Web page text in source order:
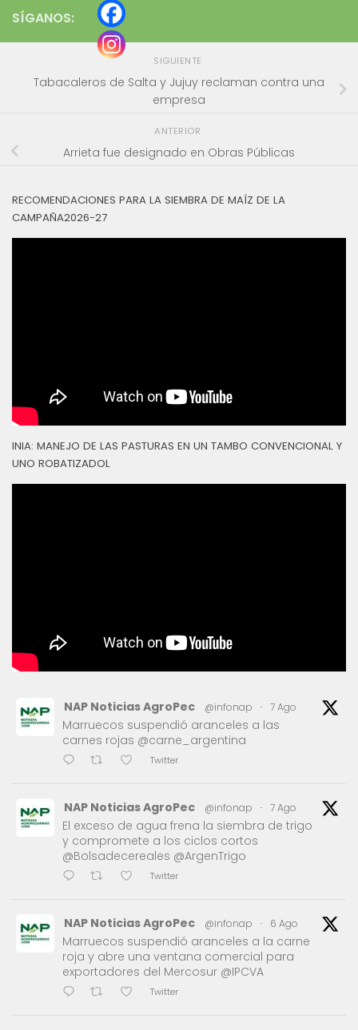
SÍGANOS:
SIGUIENTE
Tabacaleros de Salta y Jujuy reclaman contra una
empresa
ANTERIOR
Arrieta fue designado en Obras Públicas
RECOMENDACIONES PARA LA SIEMBRA DE MAÍZ DE LA
CAMPAÑA2026-27
INIA: MANEJO DE LAS PASTURAS EN UN TAMBO CONVENCIONAL Y
UNO ROBATIZADOL
NAP Noticias AgroPec @infonap · 7 Ago
Marruecos suspendió aranceles a las
carnes rojas @carne_argentina
Twitter
NAP Noticias AgroPec @infonap · 7 Ago
El exceso de agua frena la siembra de trigo
y compromete a los ciclos cortos
@Bolsadecereales @ArgenTrigo
Twitter
NAP Noticias AgroPec @infonap · 6 Ago
Marruecos suspendió aranceles a la carne
roja y abre una ventana comercial para
exportadores del Mercosur @IPCVA
Twitter